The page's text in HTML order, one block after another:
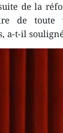
de la
de toute
a-t-il